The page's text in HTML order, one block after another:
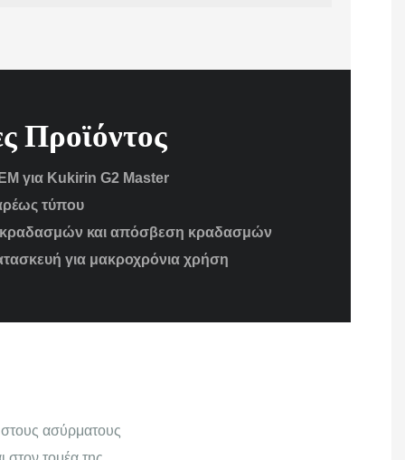
Προϊόντος
για Kukirin G2 Master
τύπου
και απόσβεση κραδασμών
για μακροχρόνια χρήση
ασύρματους